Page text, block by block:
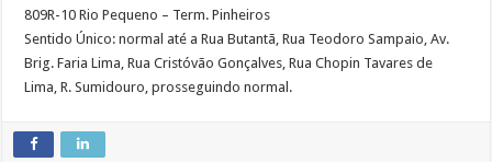
809R-10 Rio Pequeno – Term. Pinheiros
Sentido Único: normal até a Rua Butantã, Rua Teodoro Sampaio, Av.
Brig. Faria Lima, Rua Cristóvão Gonçalves, Rua Chopin Tavares de
Lima, R. Sumidouro, prosseguindo normal.